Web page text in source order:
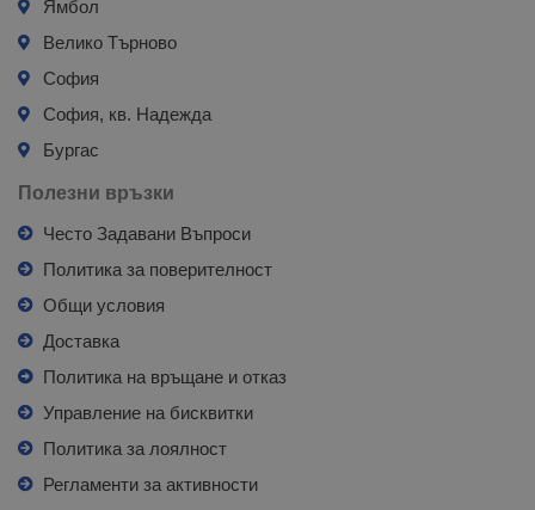
Ямбол
Велико Търново
София
София, кв. Надежда
Бургас
Полезни връзки
Често Задавани Въпроси
Политика за поверителност
Общи условия
Доставка
Политика на връщане и отказ
Управление на бисквитки
Политика за лоялност
Регламенти за активности